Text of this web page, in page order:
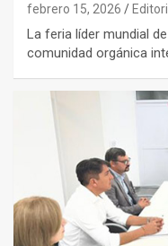
febrero 15, 2026
La feria líder mundial
comunidad orgánica